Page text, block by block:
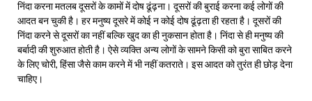
निंदा करना मतलब दूसरों के कामों में दोष ढूंढ़ना। दूसरों की बुराई करना कई लोगों की
आदत बन चुकी है। हर मनुष्य दूसरे में कोई न कोई दोष ढूंढ़ता ही रहता है। दूसरों की
निंदा करने से दूसरों का नहीं बल्कि खुद का ही नुकसान होता है। निंदा से ही मनुष्य की
बर्बादी की शुरुआत होती है। ऐसे व्यक्ति अन्य लोगों के सामने किसी को बुरा साबित करने
के लिए चोरी, हिंसा जैसे काम करने में भी नहीं कतराते। इस आदत को तुरंत ही छोड़ देना
चाहिए।